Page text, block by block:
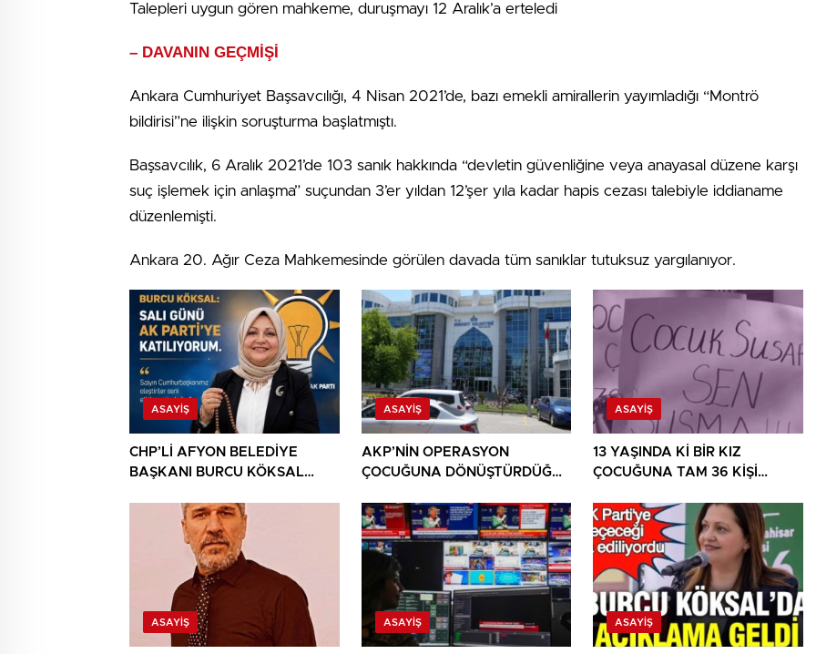
Talepleri uygun gören mahkeme, duruşmayı 12 Aralık’a erteledi
– DAVANIN GEÇMİŞİ
Ankara Cumhuriyet Başsavcılığı, 4 Nisan 2021’de, bazı emekli amirallerin yayımladığı “Montrö
bildirisi”ne ilişkin soruşturma başlatmıştı.
Başsavcılık, 6 Aralık 2021’de 103 sanık hakkında “devletin güvenliğine veya anayasal düzene karşı
suç işlemek için anlaşma” suçundan 3’er yıldan 12’şer yıla kadar hapis cezası talebiyle iddianame
düzenlemişti.
Ankara 20. Ağır Ceza Mahkemesinde görülen davada tüm sanıklar tutuksuz yargılanıyor.
ASAYIŞ
CHP’Lİ AFYON BELEDİYE
BAŞKANI BURCU KÖKSAL
BELEDİYEYİ DE GÖTÜRÜYOR!
ASAYIŞ
AKP’NİN OPERASYON
ÇOCUĞUNA DÖNÜŞTÜRDÜĞÜ
DAHA!
ASAYIŞ
13 YAŞINDA Kİ BİR KIZ
ÇOCUĞUNA TAM 36 KİŞİ
BU HALK NEREYE SAVRULDU
NASIL SAVRULDU!
ASAYIŞ ASAYIŞ ASAYIŞ